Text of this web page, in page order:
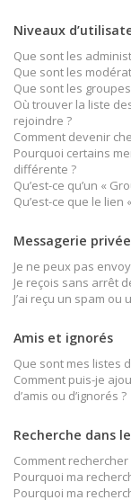
Niveaux
Que sont les
Que sont les
Que sont les
Où trouver la liste
rejoindre ?
Comment devenir
Pourquoi certains
différente ?
Qu’est-ce qu’un «
Qu’est-ce que le lien
Messagerie privée
Je ne peux pas
Je reçois sans arrêt
J’ai reçu un spam
Amis et ignorés
Que sont mes listes
Comment puis-je
d’amis ou d’ignorés ?
Recherche dans
Comment
Pourquoi ma
Pourquoi ma